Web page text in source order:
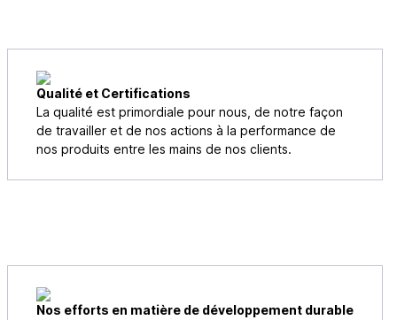
Qualité et Certifications
La qualité est primordiale pour nous, de notre façon
de travailler et de nos actions à la performance de
nos produits entre les mains de nos clients.
Nos efforts en matière de développement durable